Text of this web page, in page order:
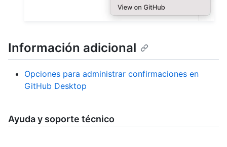
Información adicional
Opciones para administrar confirmaciones en
GitHub Desktop
Ayuda y soporte técnico